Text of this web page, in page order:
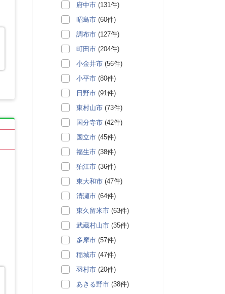
府中市 (131件)
昭島市 (60件)
調布市 (127件)
町田市 (204件)
小金井市 (56件)
小平市 (80件)
日野市 (91件)
東村山市 (73件)
国分寺市 (42件)
国立市 (45件)
福生市 (38件)
狛江市 (36件)
東大和市 (47件)
清瀬市 (64件)
東久留米市 (63件)
武蔵村山市 (35件)
多摩市 (57件)
稲城市 (47件)
羽村市 (20件)
あきる野市 (38件)